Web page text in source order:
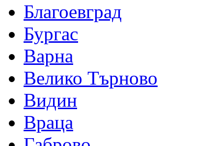
Благоевград
Бургас
Варна
Велико Търново
Видин
Враца